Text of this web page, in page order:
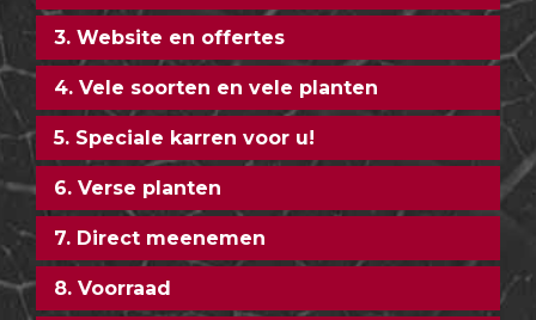
3. Website en offertes
4. Vele soorten en vele planten
5. Speciale karren voor u!
6. Verse planten
7. Direct meenemen
8. Voorraad